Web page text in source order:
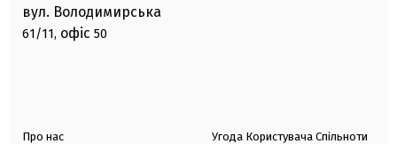
вул. Володимирська
61/11, офіс 50
Про нас Угода Користувача Спільноти